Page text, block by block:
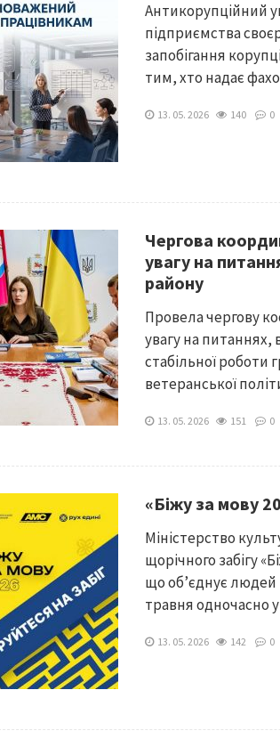
Антикорупційний
підприємства
запобігання
тим, хто надає
13. 05. 2026 140 0
Чергова
увагу на
району
Провела чергову
увагу на питаннях,
стабільної
ветеранської
13. 05. 2026 151 0
«Біжу за мову
Міністерство
щорічного забігу
що об’єднує людей
травня одночасно у
13. 05. 2026 142 0